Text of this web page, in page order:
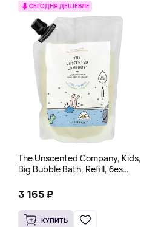
СЕГОДНЯ ДЕШЕВЛЕ
The Unscented Company, Kids,
Big Bubble Bath, Refill, без
Унции)
3 165 ₽
КУПИТЬ